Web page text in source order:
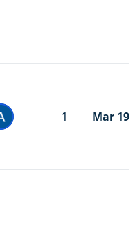
1 Mar 19